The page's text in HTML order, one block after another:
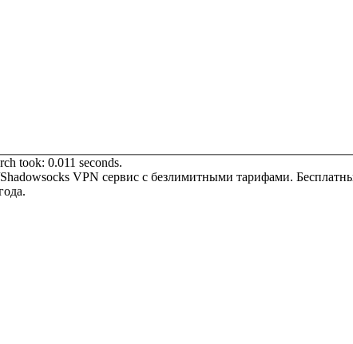
took: 0.011 seconds.
VPN сервис с безлимитными тарифами.